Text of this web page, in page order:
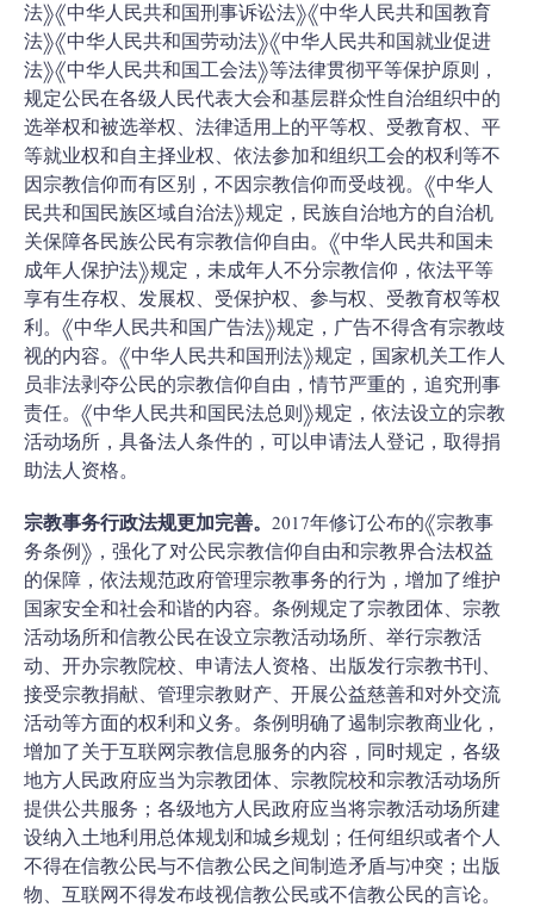
法》《中华人民共和国刑事诉讼法》《中华人民共和国教育
法》《中华人民共和国劳动法》《中华人民共和国就业促进
法》《中华人民共和国工会法》等法律贯彻平等保护原则，
规定公民在各级人民代表大会和基层群众性自治组织中的
选举权和被选举权、法律适用上的平等权、受教育权、平
等就业权和自主择业权、依法参加和组织工会的权利等不
因宗教信仰而有区别，不因宗教信仰而受歧视。《中华人
民共和国民族区域自治法》规定，民族自治地方的自治机
关保障各民族公民有宗教信仰自由。《中华人民共和国未
成年人保护法》规定，未成年人不分宗教信仰，依法平等
享有生存权、发展权、受保护权、参与权、受教育权等权
利。《中华人民共和国广告法》规定，广告不得含有宗教歧
视的内容。《中华人民共和国刑法》规定，国家机关工作人
员非法剥夺公民的宗教信仰自由，情节严重的，追究刑事
责任。《中华人民共和国民法总则》规定，依法设立的宗教
活动场所，具备法人条件的，可以申请法人登记，取得捐
助法人资格。
宗教事务行政法规更加完善。 2017年修订公布的《宗教事
务条例》，强化了对公民宗教信仰自由和宗教界合法权益
的保障，依法规范政府管理宗教事务的行为，增加了维护
国家安全和社会和谐的内容。条例规定了宗教团体、宗教
活动场所和信教公民在设立宗教活动场所、举行宗教活
动、开办宗教院校、申请法人资格、出版发行宗教书刊、
接受宗教捐献、管理宗教财产、开展公益慈善和对外交流
活动等方面的权利和义务。条例明确了遏制宗教商业化，
增加了关于互联网宗教信息服务的内容，同时规定，各级
地方人民政府应当为宗教团体、宗教院校和宗教活动场所
提供公共服务；各级地方人民政府应当将宗教活动场所建
设纳入土地利用总体规划和城乡规划；任何组织或者个人
不得在信教公民与不信教公民之间制造矛盾与冲突；出版
物、互联网不得发布歧视信教公民或不信教公民的言论。